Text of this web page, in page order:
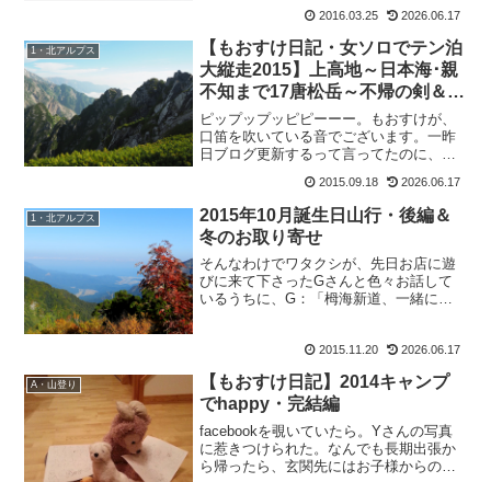
雑事をこなそうかなと思っていたのです
2016.03.25 2026.06.17
1・北アルプス
【もおすけ日記・女ソロでテン泊
大縦走2015】上高地～日本海･親
不知まで17唐松岳～不帰の剣＆久
し振りの買い物！ウェア編
ピップップッピピーーー。もおすけが、
口笛を吹いている音でございます。一昨
日ブログ更新するって言ってたのに、し
ーーーらない、っと。と、トボケて口笛
を吹いている音でございます。いえね
（ハイここから言い訳）。昨...
2015.09.18 2026.06.17
1・北アルプス
2015年10月誕生日山行・後編＆
冬のお取り寄せ
そんなわけでワタクシが、先日お店に遊
びに来て下さったGさんと色々お話して
いるうちに、G：「栂海新道、一緒に行
麗な季節に、もう一度行ってみたいとは
思ってたんですよー。」...
2015.11.20 2026.06.17
A・山登り
【もおすけ日記】2014キャンプ
でhappy・完結編
facebookを覗いていたら。Yさんの写真
に惹きつけられた。なんでも長期出張か
ら帰ったら、玄関先にはお子様からの置